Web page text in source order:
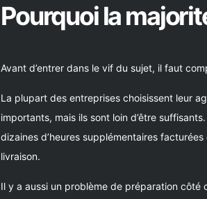
Pourquoi la
Avant d’entrer dans le vif du sujet, il faut
La plupart des entreprises choisissent leur
importants, mais ils sont loin d’être
dizaines d’heures supplémentaires
livraison.
Il y a aussi un problème de préparation côté